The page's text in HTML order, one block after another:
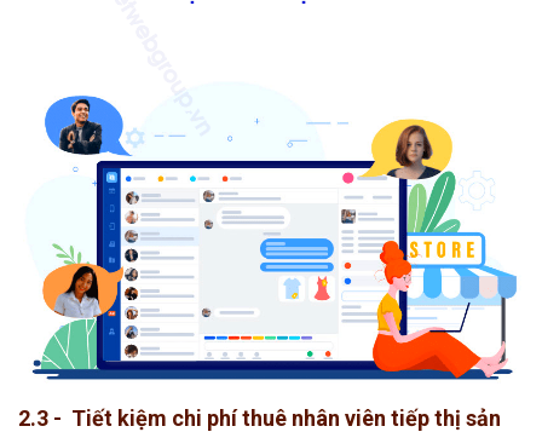
2.3 - Tiết kiệm chi phí thuê nhân viên tiếp thị sản